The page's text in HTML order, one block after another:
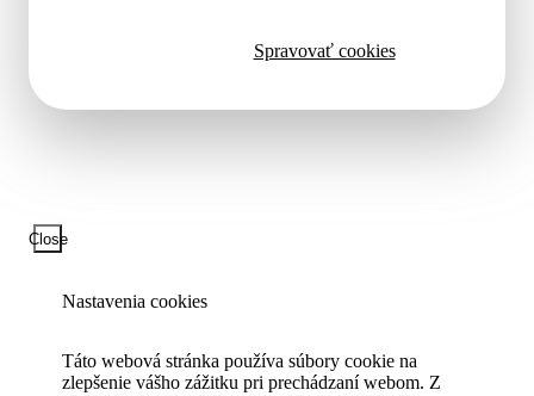
Spravovať cookies
Close
Nastavenia cookies
Táto webová stránka používa súbory cookie na
zlepšenie vášho zážitku pri prechádzaní webom. Z